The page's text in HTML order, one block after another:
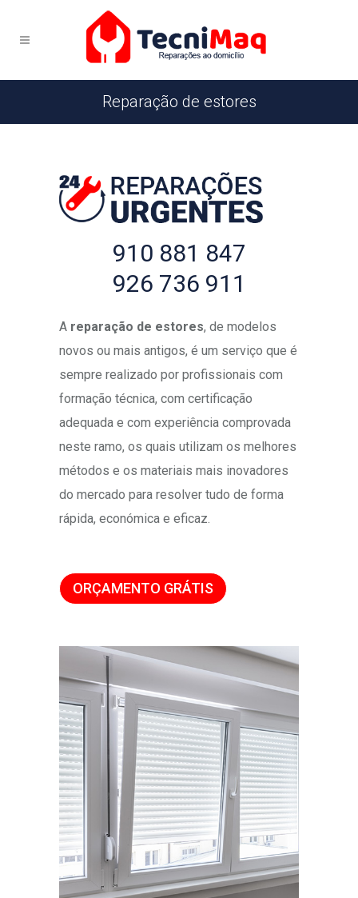
Reparação de estores
910 881 847
926 736 911
A reparação de estores, de modelos
novos ou mais antigos, é um serviço que é
sempre realizado por profissionais com
formação técnica, com certificação
adequada e com experiência comprovada
neste ramo, os quais utilizam os melhores
métodos e os materiais mais inovadores
do mercado para resolver tudo de forma
rápida, económica e eficaz.
ORÇAMENTO GRÁTIS